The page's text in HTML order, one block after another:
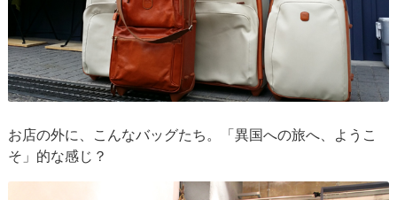
お店の外に、こんなバッグたち。「異国への旅へ、ようこ
そ」的な感じ？